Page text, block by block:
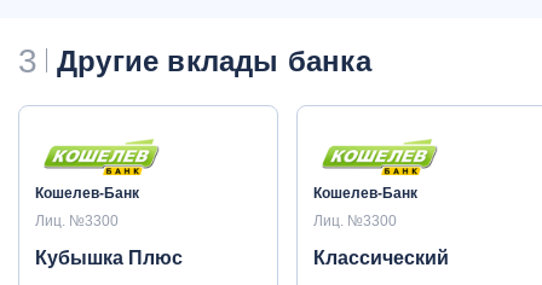
3 Другие вклады банка
Кошелев-Банк
Лиц. №3300
Кубышка Плюс
Кошелев-Банк
Лиц. №3300
Классический